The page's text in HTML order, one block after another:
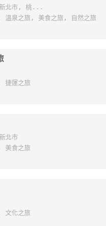
北市, 桃...
溫泉之旅, 美食之旅, 自然之旅
捷運之旅
北市
美食之旅
文化之旅